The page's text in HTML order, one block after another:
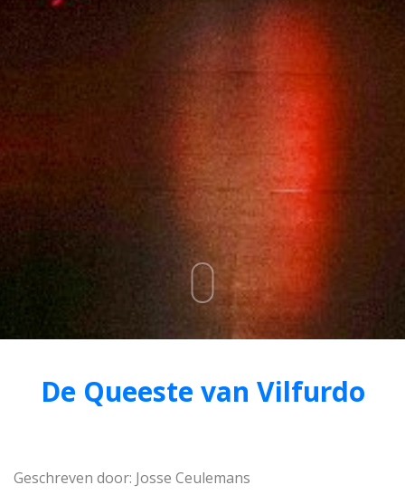
De Queeste van Vilfurdo
Geschreven door: Josse Ceulemans